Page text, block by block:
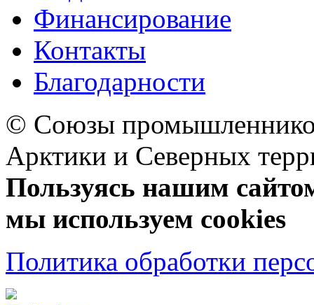
Финансирование
Контакты
Благодарности
© Союзы
Арктики и Северных
Пользуясь нашим
мы используем cookies
Политика обработки